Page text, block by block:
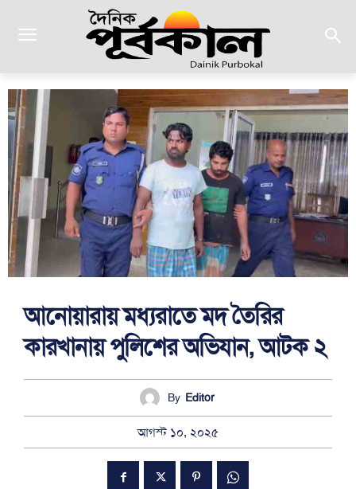
আনোয়ারায় মধ্যরাতে মদ তৈরির
কারখানায় পুলিশের অভিযান, আটক ২
By Editor
আগস্ট ১০, ২০২৫